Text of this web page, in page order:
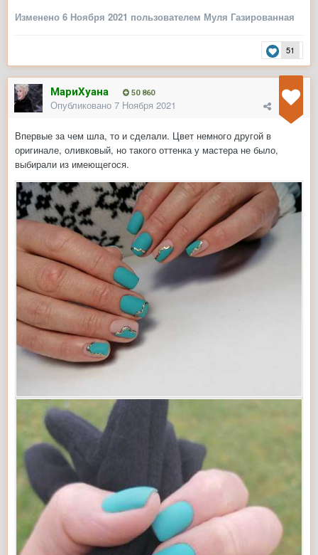
Изменено 6 Ноября 2021 пользователем Муля Газированная
51
МариХуана 50 860
Опубликовано 7 Ноября 2021
Впервые за чем шла, то и сделали. Цвет немного другой в
оригинале, оливковый, но такого оттенка у мастера не было,
выбирали из имеющегося.